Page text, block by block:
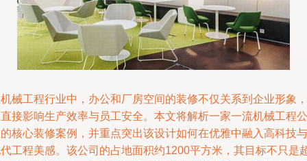
械工程行业中，办公和厂房空间的装修不仅关系到企业形象，
接影响生产效率与员工安全。本文将解析一家一流机械工程公
核心装修案例，并重点突出该设计如何在优雅中融入高科技与
工程美感。该公司的占地面积约1200平方米，其目标不只是